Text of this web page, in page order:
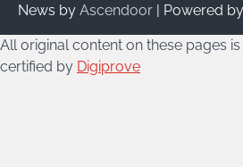
News by Ascendoor | Powered by
All original content on these pages
certified by Digiprove